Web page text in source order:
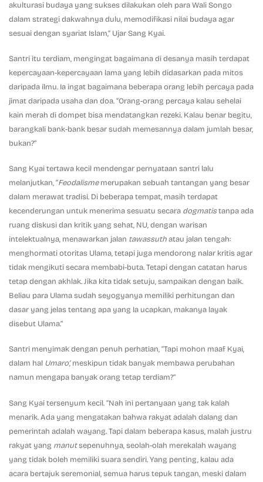
akulturasi budaya yang sukses dilakukan oleh para Wali Songo
dalam strategi dakwahnya dulu, memodifikasi nilai budaya agar
sesuai dengan syariat Islam,” Ujar Sang Kyai.
Santri itu terdiam, mengingat bagaimana di desanya masih terdapat
kepercayaan-kepercayaan lama yang lebih didasarkan pada mitos
daripada ilmu. Ia ingat bagaimana beberapa orang lebih percaya pada
jimat daripada usaha dan doa. “Orang-orang percaya kalau sehelai
kain merah di dompet bisa mendatangkan rezeki. Kalau benar begitu,
barangkali bank-bank besar sudah memesannya dalam jumlah besar,
bukan?”
Sang Kyai tertawa kecil mendengar pernyataan santri lalu
melanjutkan, “Feodalismemerupakan sebuah tantangan yang besar
dalam merawat tradisi. Di beberapa tempat, masih terdapat
kecenderungan untuk menerima sesuatu secara dogmatistanpa ada
ruang diskusi dan kritik yang sehat, NU, dengan warisan
intelektualnya, menawarkan jalan tawassuthatau jalan tengah:
menghormati otoritas Ulama, tetapi juga mendorong nalar kritis agar
tidak mengikuti secara membabi-buta. Tetapi dengan catatan harus
tetap dengan akhlak. Jika kita tidak setuju, sampaikan dengan baik.
Beliau para Ulama sudah seyogyanya memiliki perhitungan dan
dasar yang jelas tentang apa yang Ia ucapkan, makanya layak
disebut Ulama.”
Santri menyimak dengan penuh perhatian, “Tapi mohon maaf Kyai,
dalam hal Umaro’,meskipun tidak banyak membawa perubahan
namun mengapa banyak orang tetap terdiam?”
Sang Kyai tersenyum kecil. “Nah ini pertanyaan yang tak kalah
menarik. Ada yang mengatakan bahwa rakyat adalah dalang dan
pemerintah adalah wayang. Tapi dalam beberapa kasus, malah justru
rakyat yang manutsepenuhnya, seolah-olah merekalah wayang
yang tidak boleh memiliki suara sendiri. Yang penting, kalau ada
acara bertajuk seremonial, semua harus tepuk tangan, meski dalam